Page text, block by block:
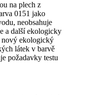
na plech z
0151 jako
neobsahuje
a další ekologicky
nový ekologický
látek v barvě
požadavky testu